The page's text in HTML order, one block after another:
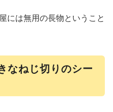
には無用の長物ということ
なねじ切りのシー